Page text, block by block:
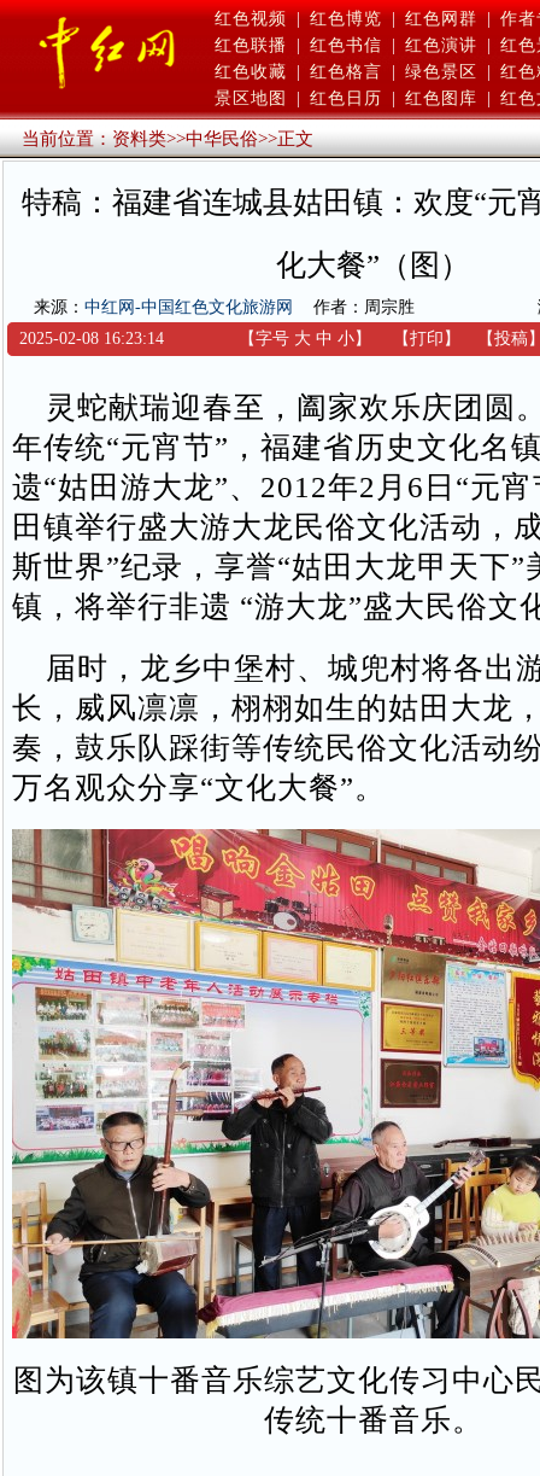
红色视频 | 红色博览 | 红色网群 | 作者
红色联播
红色书信 红色演讲
红色
红色收藏
红色格言 绿色景区
红色
景区地图
红色日历 红色图库 红色
当前位置：资料类>>中华民俗>>正文
特稿：福建省连城县姑田镇：欢度“元
化大餐”（图）
来源： 中红网-中国红色文化旅游网 作者：周宗胜
2025-02-08 16:23:14
【字号 大 中 小】 【打印 】 【投稿
灵蛇献瑞迎春至，阖家欢乐庆团圆
年传统“元宵节”，福建省历史文化名
遗“姑田游大龙”、2012年2月6日“元
田镇举行盛大游大龙民俗文化活动，
斯世界”纪录，享誉“姑田大龙甲天下”
镇，将举行非遗 “游大龙”盛大民俗文
届时，龙乡中堡村、城兜村将各出
长，威风凛凛，栩栩如生的姑田大龙
奏，鼓乐队踩街等传统民俗文化活动
万名观众分享“文化大餐”。
图为该镇十番音乐综艺文化传习中心
传统十番音乐。